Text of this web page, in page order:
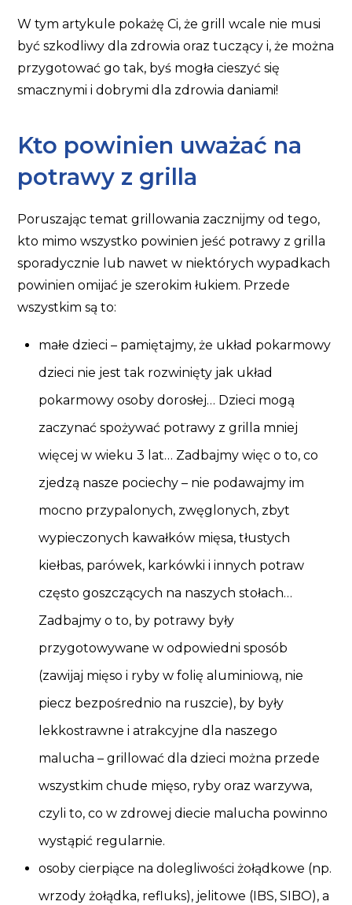
W tym artykule pokażę Ci, że grill wcale nie musi
być szkodliwy dla zdrowia oraz tuczący i, że można
przygotować go tak, byś mogła cieszyć się
smacznymi i dobrymi dla zdrowia daniami!
Kto powinien uważać na
potrawy z grilla
Poruszając temat grillowania zacznijmy od tego,
kto mimo wszystko powinien jeść potrawy z grilla
sporadycznie lub nawet w niektórych wypadkach
powinien omijać je szerokim łukiem. Przede
wszystkim są to:
małe dzieci – pamiętajmy, że układ pokarmowy
dzieci nie jest tak rozwinięty jak układ
pokarmowy osoby dorosłej… Dzieci mogą
zaczynać spożywać potrawy z grilla mniej
więcej w wieku 3 lat… Zadbajmy więc o to, co
zjedzą nasze pociechy – nie podawajmy im
mocno przypalonych, zwęglonych, zbyt
wypieczonych kawałków mięsa, tłustych
kiełbas, parówek, karkówki i innych potraw
często goszczących na naszych stołach…
Zadbajmy o to, by potrawy były
przygotowywane w odpowiedni sposób
(zawijaj mięso i ryby w folię aluminiową, nie
piecz bezpośrednio na ruszcie), by były
lekkostrawne i atrakcyjne dla naszego
malucha – grillować dla dzieci można przede
wszystkim chude mięso, ryby oraz warzywa,
czyli to, co w zdrowej diecie malucha powinno
wystąpić regularnie.
osoby cierpiące na dolegliwości żołądkowe (np.
wrzody żołądka, refluks), jelitowe (IBS, SIBO), a